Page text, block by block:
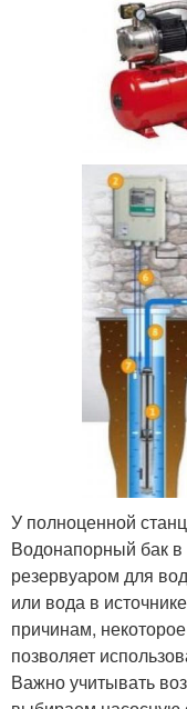
У полноценной
Водонапорный бак в
резервуаром для
или вода в
причинам,
позволяет
Важно учитывать